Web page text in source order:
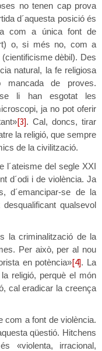
no tenen cap prova
d´aquesta posició és
com a única font de
o, si més no, com a
dèbil). Des
natural, la fe religiosa
mancada de proves.
li han esgotat les
ja no pot oferir
[3]. Cal, doncs, tirar
la religió, que sempre
de la civilització.
l´ateisme del segle XXI
d´odi i de violència. Ja
d´emancipar-se de la
qualsevol
la criminalització de la
Per això, per al nou
en potència»[4]. La
religió, perquè el món
cal eradicar la creença
com a font de violència.
qüestió. Hitchens
«violenta, irracional,